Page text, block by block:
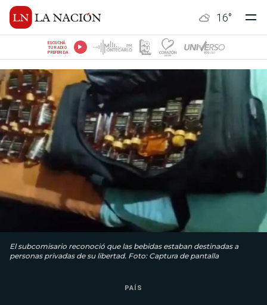
16°
ESCUCHÁ
TU RADIO
PREFERIDA
El subcomisario reconoció que las bebidas estaban destinadas a
personas privadas de su libertad. Foto: Captura de pantalla
PAÍS